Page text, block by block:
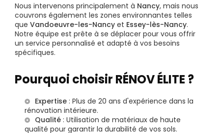
Nous intervenons principalement à Nancy, mais nous
couvrons également les zones environnantes telles
que Vandoeuvre-les-Nancy et Essey-lès-Nancy.
Notre équipe est prête à se déplacer pour vous offrir
un service personnalisé et adapté à vos besoins
spécifiques.
Pourquoi choisir RÉNOV ÉLITE ?
Expertise : Plus de 20 ans d'expérience dans la
rénovation intérieure.
Qualité : Utilisation de matériaux de haute
qualité pour garantir la durabilité de vos sols.